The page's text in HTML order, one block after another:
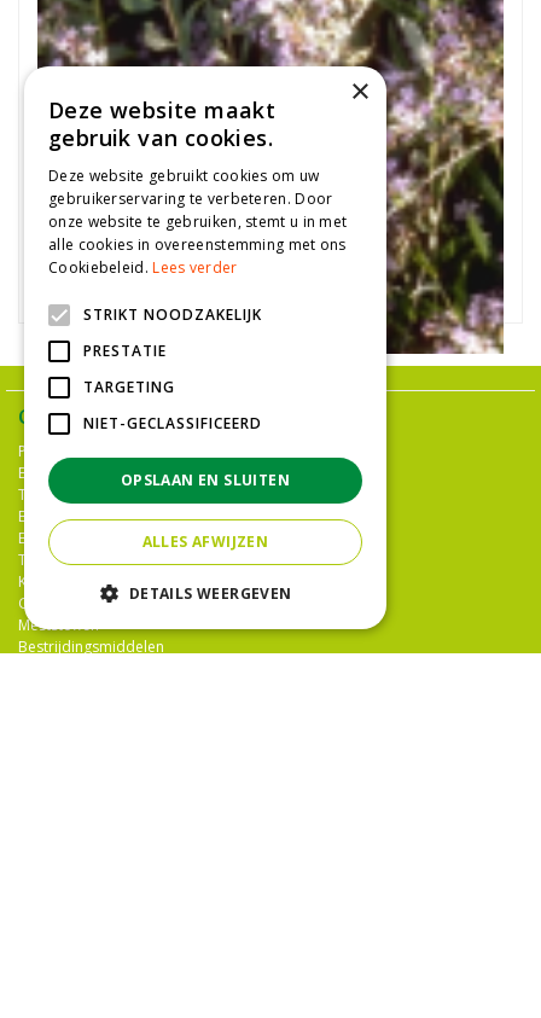
Vlinderstruik
Buddleja alternifolia
Ons assortiment
Plantenwinkel Den Haag
Bloemenwinkel Den Haag
Tuinwinkel Den Haag
Bloemist Den Haag
Bloemen
Tuinplanten
Kamerplanten
Gazononderhoud
Meststoffen
Bestrijdingsmiddelen
×
Deze website maakt
gebruik van cookies.
Deze website gebruikt cookies om uw
gebruikerservaring te verbeteren. Door
onze website te gebruiken, stemt u in met
alle cookies in overeenstemming met ons
Cookiebeleid.Lees verder
STRIKT NOODZAKELIJK
PRESTATIE
TARGETING
NIET-GECLASSIFICEERD
OPSLAAN EN SLUITEN
ALLES AFWIJZEN
DETAILS WEERGEVEN